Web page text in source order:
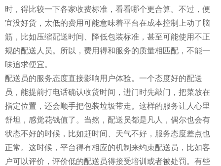
时，得比较一下各家收费标准，看看哪个更合算。不过，便
宜没好货，太低的费用可能意味着平台在成本控制上动了脑
筋，比如压缩配送时间、降低包装标准，甚至可能使用不正
规的配送人员。所以，费用得和服务的质量相匹配，不能一
味追求便宜。
配送员的服务态度直接影响用户体验。一个态度好的配送
员，能提前打电话确认收货时间，进门时先敲门，把菜放在
指定位置，还会顺手把包装垃圾带走。这样的服务让人心里
舒坦，感觉花钱值了。当然，配送员都是凡人，偶尔也会有
状态不好的时候，比如赶时间、天气不好，服务态度差点也
正常。这时候，平台得有相应的机制来约束配送员，比如客
户可以评价，评价低的配送员得接受培训或者被处罚。有些